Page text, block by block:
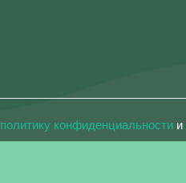
политику конфиденциальности и